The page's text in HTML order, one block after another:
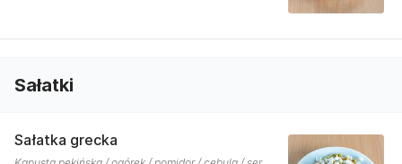
Sałatki
Sałatka grecka